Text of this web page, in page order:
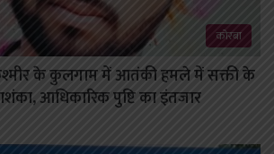
कोरबा
के कुलगाम में आतंकी हमले में सक्ती के
आधिकारिक पुष्टि का इंतजार